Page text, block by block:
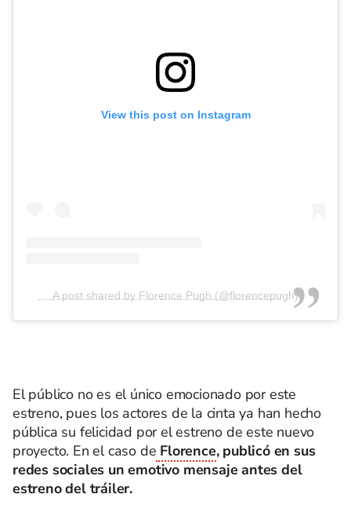
View this post on Instagram
A post shared by Florence Pugh (@florencepugh)
El público no es el único emocionado por este
estreno, pues los actores de la cinta ya han hecho
pública su felicidad por el estreno de este nuevo
proyecto. En el caso de Florence, publicó en sus
redes sociales un emotivo mensaje antes del
estreno del tráiler.